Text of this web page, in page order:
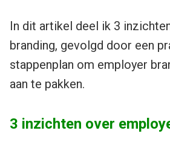
In dit artikel deel ik 3
branding, gevolgd door een
stappenplan om employer
aan te pakken.
3 inzichten over